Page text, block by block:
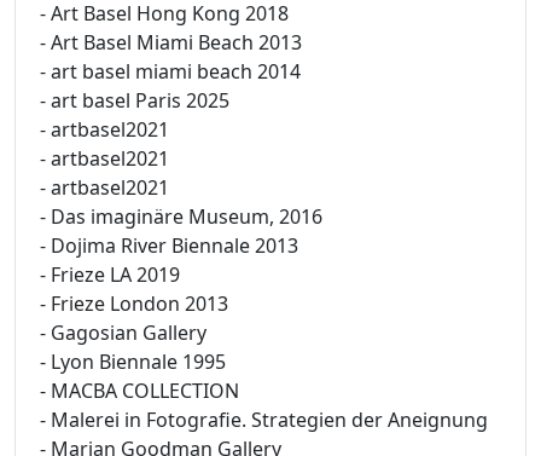
- Art Basel Hong Kong 2018
- Art Basel Miami Beach 2013
- art basel miami beach 2014
- art basel Paris 2025
- artbasel2021
- artbasel2021
- artbasel2021
- Das imaginäre Museum, 2016
- Dojima River Biennale 2013
- Frieze LA 2019
- Frieze London 2013
- Gagosian Gallery
- Lyon Biennale 1995
- MACBA COLLECTION
- Malerei in Fotografie. Strategien der Aneignung
- Marian Goodman Gallery